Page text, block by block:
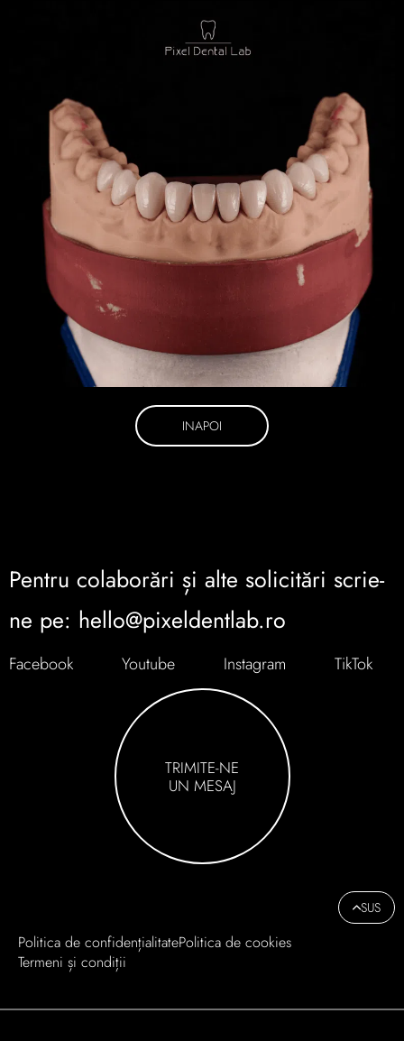
INAPOI
Pentru colaborări și alte solicitări scrie-
ne pe: hello@pixeldentlab.ro
Facebook Youtube Instagram TikTok
TRIMITE-NE
UN MESAJ
SUS
Politica de confidențialitatePolitica de cookies
Termeni și condiții